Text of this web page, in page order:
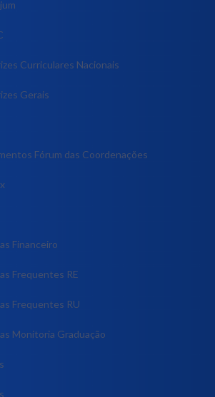
Curriculares Nacionais
Gerais
Fórum das Coordenações
Financeiro
Frequentes RE
Frequentes RU
Monitoria Graduação